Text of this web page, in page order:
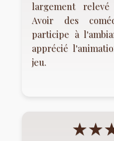
largement relevé
Avoir des
participe à
apprécié
jeu.